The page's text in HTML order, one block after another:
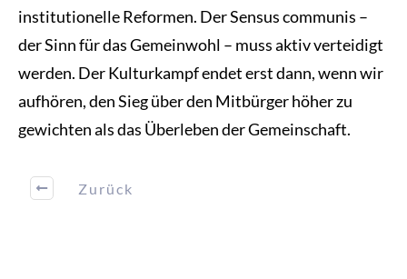
institutionelle Reformen. Der Sensus communis –
der Sinn für das Gemeinwohl – muss aktiv verteidigt
werden. Der Kulturkampf endet erst dann, wenn wir
aufhören, den Sieg über den Mitbürger höher zu
gewichten als das Überleben der Gemeinschaft.
Zurück